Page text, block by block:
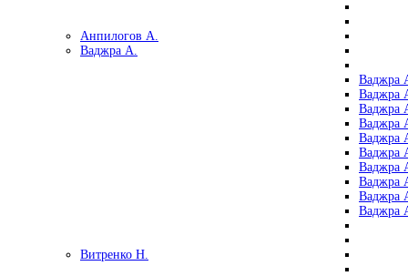
Анпилогов А.
Ваджра А.
Ваджра
Ваджра
Ваджра
Ваджра
Ваджра
Ваджра
Ваджра
Ваджра
Ваджра
Ваджра
Витренко Н.